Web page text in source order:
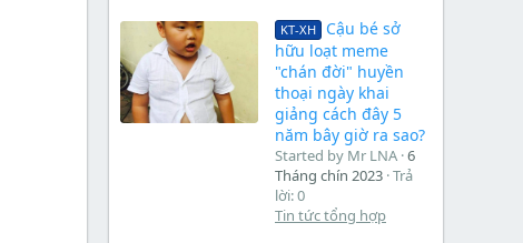
KT-XH
Cậu bé sở
hữu loạt meme
"chán đời" huyền
thoại ngày khai
giảng cách đây 5
năm bây giờ ra sao?
Started by Mr LNA 6
Tháng chín 2023 Trả
lời: 0
Tin tức tổng hợp